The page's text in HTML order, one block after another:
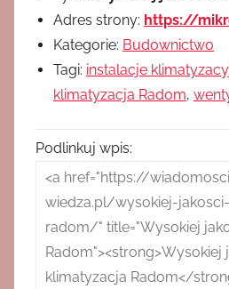
Adres strony: https://
Kategorie: Budownictwo
Tagi: instalacje
klimatyzacja Radom,
Podlinkuj wpis: